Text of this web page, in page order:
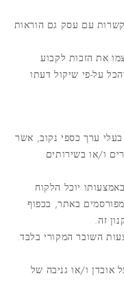
עם עסק גם הוראות
את הזכות לקבוע
על-פי שיקול דעתו
ערך כספי נקוב, אשר
ו/או בשירותים
יוכל הלקוח
באתר, בכפוף
זה.
השובר המקורי בלבד.
אובדן ו/או גניבה של